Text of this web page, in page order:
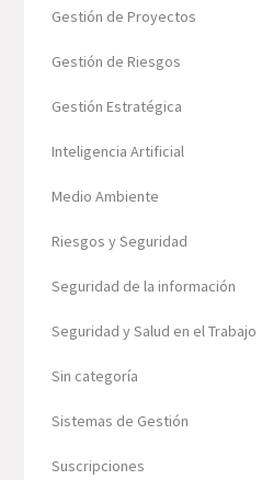
Gestión de Proyectos
Gestión de Riesgos
Gestión Estratégica
Inteligencia Artificial
Medio Ambiente
Riesgos y Seguridad
Seguridad de la información
Seguridad y Salud en el Trabajo
Sin categoría
Sistemas de Gestión
Suscripciones